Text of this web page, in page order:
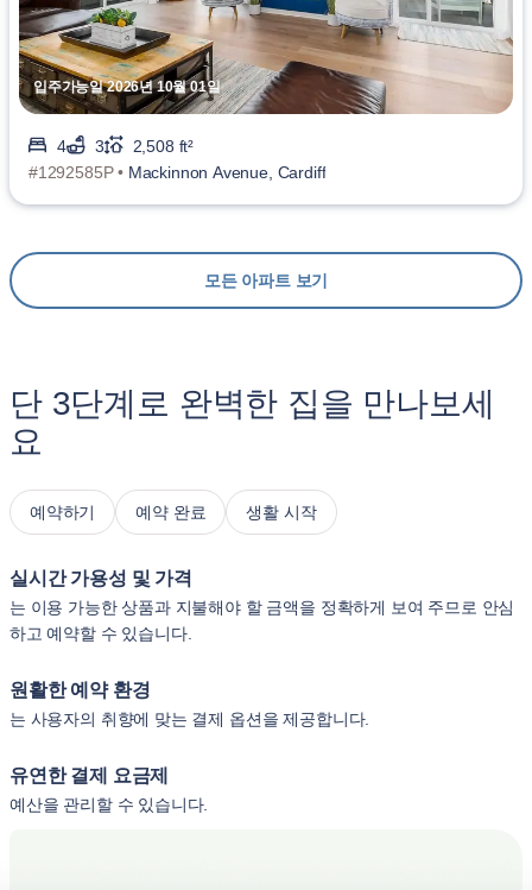
입주가능일 2026년 10월 01일
4 3
2,508 ft²
#1292585P • Mackinnon Avenue, Cardiff
모든 아파트 보기
단 3단계로 완벽한 집을 만나보세
요
예약하기 예약 완료 생활 시작
실시간 가용성 및 가격
는 이용 가능한 상품과 지불해야 할 금액을 정확하게 보여 주므로 안심
하고 예약할 수 있습니다.
원활한 예약 환경
는 사용자의 취향에 맞는 결제 옵션을 제공합니다.
유연한 결제 요금제
예산을 관리할 수 있습니다.